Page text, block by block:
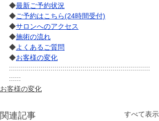
◆最新ご予約状況
◆ご予約はこちら(24時間受付)
◆サロンへのアクセス
◆施術の流れ
◆よくあるご質問
◆お客様の変化
:::::::::::::::::::::::::::::::::::::::::::::::::::::::::::::::::::::::
::::::
お客様の変化
関連記事 すべて表示